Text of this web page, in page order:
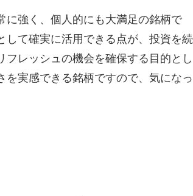
に強く、個人的にも大満足の銘柄で
て確実に活用できる点が、投資を続
レッシュの機会を確保する目的とし
実感できる銘柄ですので、気になっ